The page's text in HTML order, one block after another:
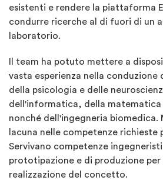
esistenti e rendere la piattaforma
condurre ricerche al di fuori di un
laboratorio.
Il team ha potuto mettere a
vasta esperienza nella conduzione
della psicologia e delle
dell'informatica, della
nonché dell'ingegneria biomedica.
lacuna nelle competenze richieste
Servivano competenze
prototipazione e di produzione
realizzazione del concetto.